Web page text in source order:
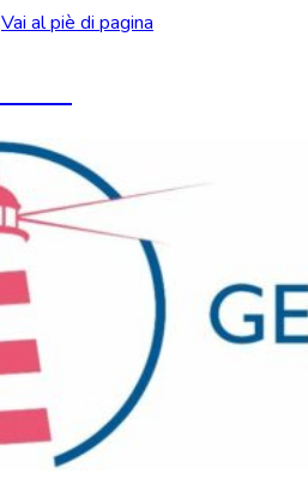
Vai al piè di pagina